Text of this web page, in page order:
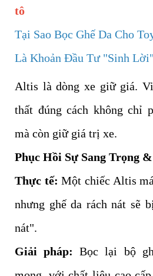
tô
Tại Sao Bọc Ghế Da Cho
Là Khoản Đầu Tư "Sinh
Altis là dòng xe giữ giá.
thất đúng cách không chỉ
mà còn giữ giá trị xe.
Phục Hồi Sự Sang Trọng
Thực tế: Một chiếc Altis
nhưng ghế da rách nát sẽ
nát".
Giải pháp: Bọc lại bộ